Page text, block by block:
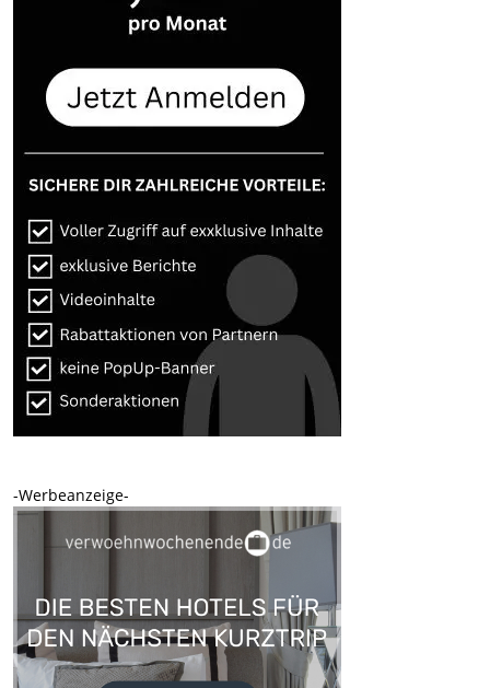
-Werbeanzeige-